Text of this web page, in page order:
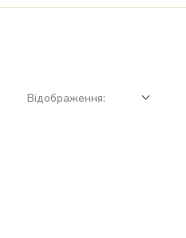
Відображення: